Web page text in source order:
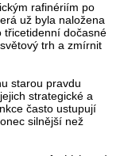
rafinériím po
už byla naložena
třicetidenní dočasné
trh a zmírnit
starou pravdu
strategické a
často ustupují
silnější než